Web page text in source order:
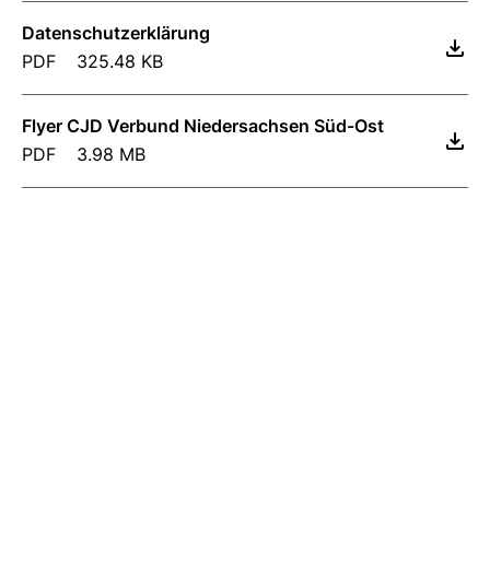
Datenschutzerklärung
PDF
325.48 KB
Flyer CJD Verbund Niedersachsen Süd-Ost
PDF
3.98 MB